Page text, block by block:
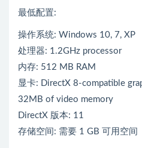
最低配置:
操作系统: Windows 10, 7, XP
处理器: 1.2GHz processor
内存: 512 MB RAM
显卡: DirectX 8-compatible
32MB of video memory
DirectX 版本: 11
存储空间: 需要 1 GB 可用空间